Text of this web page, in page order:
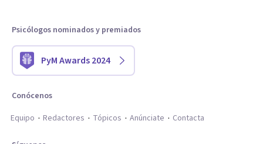
Psicólogos nominados y premiados
PyM Awards 2024
Conócenos
Equipo
Redactores Tópicos Anúnciate Contacta